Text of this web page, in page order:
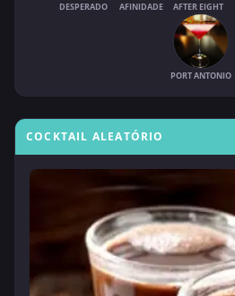
DESPERADO AFINIDADE AFTER EIGHT
PORT ANTONIO
COCKTAIL ALEATÓRIO